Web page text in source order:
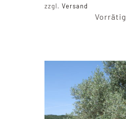
zzgl.Versand
Vorrätig